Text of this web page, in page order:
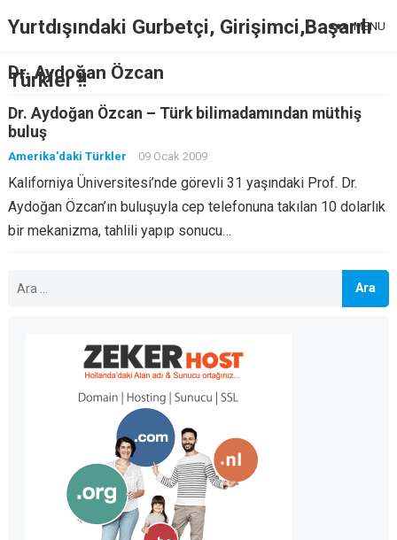
Yurtdışındaki Gurbetçi, Girişimci,Başarılı
Türkler !!
MENU
Dr. Aydoğan Özcan
Dr. Aydoğan Özcan – Türk bilimadamından müthiş
buluş
Amerika'daki Türkler 09 Ocak 2009
Kaliforniya Üniversitesi’nde görevli 31 yaşındaki Prof. Dr.
Aydoğan Özcan’ın buluşuyla cep telefonuna takılan 10 dolarlık
bir mekanizma, tahlili yapıp sonucu…